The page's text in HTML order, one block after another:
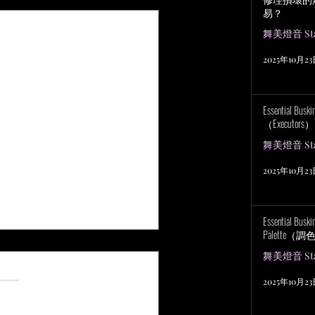
顆星）。
易？
舞美燈音
2025年10月23
Essential
（Executors）
舞美燈音
2025年10月23
Essential
Palette（調
舞美燈音
2025年10月23